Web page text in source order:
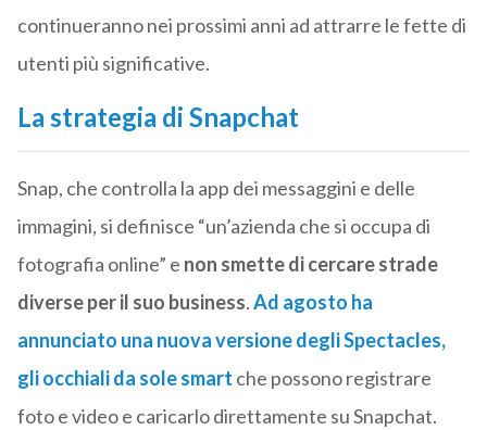
continueranno nei prossimi anni ad attrarre le fette di
utenti più significative.
La strategia di Snapchat
Snap, che controlla la app dei messaggini e delle
immagini, si definisce “un’azienda che si occupa di
fotografia online” e non smette di cercare strade
diverse per il suo business.Ad agosto ha
annunciato una nuova versione degliSpectacles,
gli occhiali da sole smart che possono registrare
foto e video e caricarlo direttamente su Snapchat.